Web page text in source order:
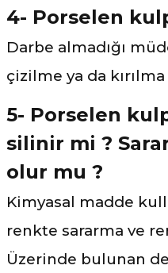
4- Porselen
Darbe almadığı
çizilme ya da
5- Porselen
silinir mi ?
olur mu ?
Kimyasal madde
renkte sararma ve
Üzerinde bulunan